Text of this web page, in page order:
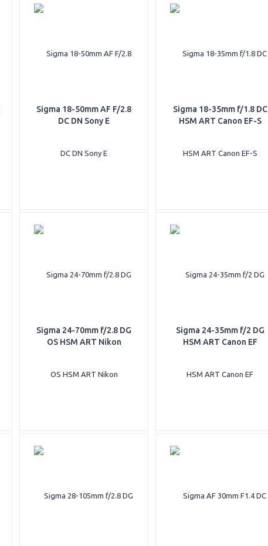
Sigma 18-50mm AF F/2.8
DC DN Sony E
Sigma 18-35mm f/1.8 DC
HSM ART Canon EF-S
Sigma 24-70mm f/2.8 DG
OS HSM ART Nikon
Sigma 24-35mm f/2 DG
HSM ART Canon EF